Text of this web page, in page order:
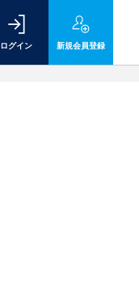
ログイン 新規会員登録